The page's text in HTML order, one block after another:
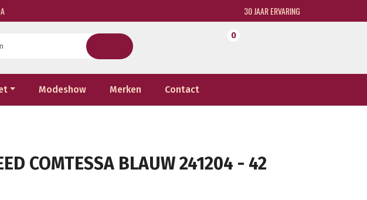
30 JAAR ERVARING
0
Modeshow Merken Contact
COMTESSA BLAUW 241204 - 42